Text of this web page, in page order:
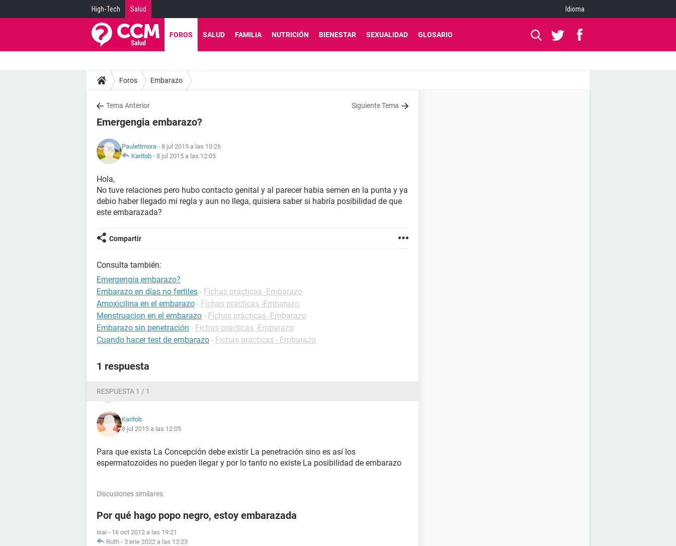
High-Tech Salud Idioma
FOROS SALUD FAMILIA NUTRICIÓN BIENESTAR SEXUALIDAD GLOSARIO
Foros Embarazo
Tema Anterior Siguiente Tema
Emergengia embarazo?
Paulettmora - 8 jul 2015 a las 10:26
Karitob - 8 jul 2015 a las 12:05
Hola,
No tuve relaciones pero hubo contacto genital y al parecer habia semen en la punta y ya
debio haber llegado mi regla y aun no llega, quisiera saber si habría posibilidad de que
este embarazada?
Compartir
Consulta también:
Emergengia embarazo?
Embarazo en días no fertiles - Fichas prácticas -Embarazo
Amoxicilina en el embarazo - Fichas prácticas -Embarazo
Menstruacion en el embarazo - Fichas prácticas -Embarazo
Embarazo sin penetración - Fichas prácticas -Embarazo
Cuando hacer test de embarazo - Fichas prácticas - Embarazo
1 respuesta
RESPUESTA 1 / 1
Karitob
8 jul 2015 a las 12:05
Para que exista La Concepción debe existir La penetración sino es así los
espermatozoides no pueden llegar y por lo tanto no existe La posibilidad de embarazo
Discusiones similares
Por qué hago popo negro, estoy embarazada
isai - 16 oct 2012 a las 19:21
Ruth - 3 ene 2022 a las 13:23